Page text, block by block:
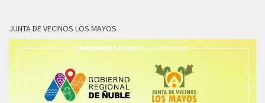
JUNTA DE VECINOS LOS MAYOS